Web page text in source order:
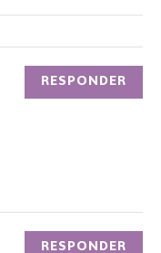
RESPONDER
RESPONDER